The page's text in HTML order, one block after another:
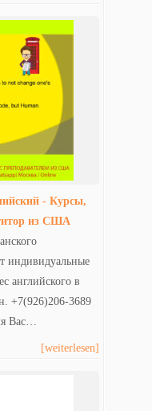
- Курсы,
из США
индивидуальные
английского в
+7(926)206-3689
Вас…
[weiterlesen]